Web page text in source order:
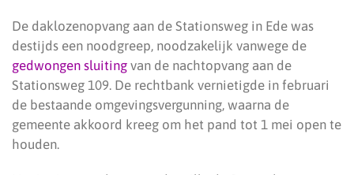
De daklozenopvang aan de Stationsweg in Ede was
destijds een noodgreep, noodzakelijk vanwege de
gedwongen sluiting van de nachtopvang aan de
Stationsweg 109. De rechtbank vernietigde in februari
de bestaande omgevingsvergunning, waarna de
gemeente akkoord kreeg om het pand tot 1 mei open te
houden.